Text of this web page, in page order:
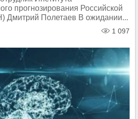
прогнозирования Российской
Дмитрий Полетаев В ожидании...
1 097